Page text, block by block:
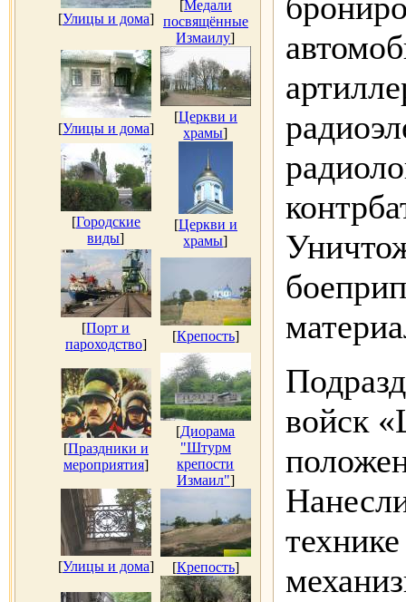
[Улицы и дома]
[Медали
посвящённые
Измаилу]
[Улицы и дома]
[Церкви и
храмы]
[Городские
виды]
[Церкви и
храмы]
[Порт и
пароходство]
[Крепость]
[Праздники и
мероприятия]
[Диорама
"Штурм
крепости
Измаил"]
[Улицы и дома] [Крепость]
войск